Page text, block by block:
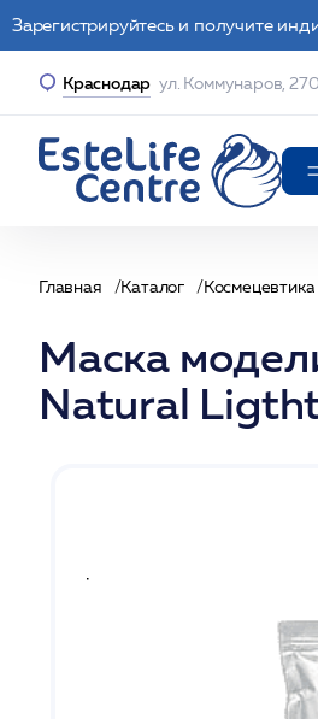
Зарегистрируйтесь и получите
Краснодар ул. Коммунаров, 270
Главная Каталог Космецевтика
Маска
Natural